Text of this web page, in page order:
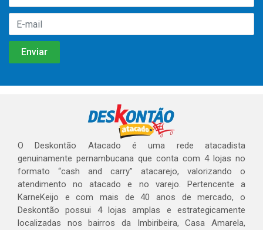
O Deskontão Atacado é uma rede atacadista
genuinamente pernambucana que conta com 4 lojas no
formato “cash and carry” atacarejo, valorizando o
atendimento no atacado e no varejo. Pertencente a
KarneKeijo e com mais de 40 anos de mercado, o
Deskontão possui 4 lojas amplas e estrategicamente
localizadas nos bairros da Imbiribeira, Casa Amarela,